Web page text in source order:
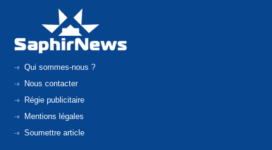
Qui sommes-nous ?
Nous contacter
Régie publicitaire
Mentions légales
Soumettre article